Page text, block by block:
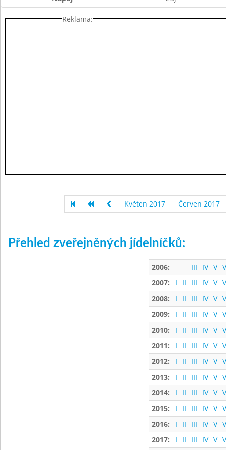
Reklama:
Květen 2017 Červen 2017
Přehled zveřejněných jídelníčků:
2006: III IV V
2007:
I II III IV V
2008:
I II III IV V
2009:
I II III IV V
2010:
I II III IV V
2011:
I II III IV V
2012:
I II III IV V
2013:
I II III IV V
2014:
I II III IV V
2015:
I II III IV V
2016:
I II III IV V
2017:
I II III IV V